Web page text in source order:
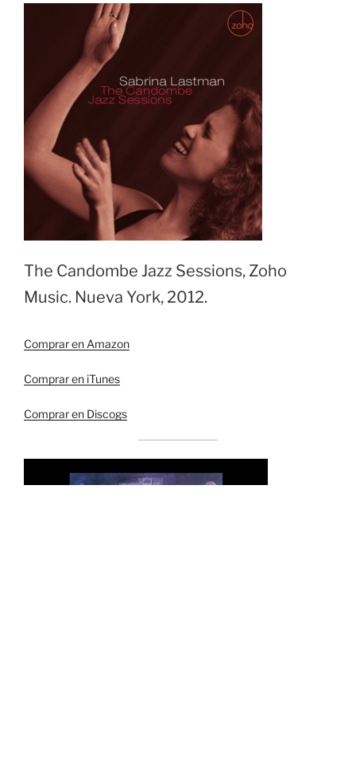
The Candombe Jazz Sessions, Zoho
Music. Nueva York, 2012.
Comprar en Amazon
Comprar en iTunes
Comprar en Discogs